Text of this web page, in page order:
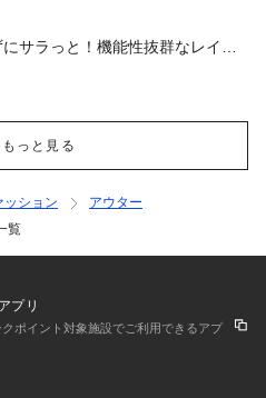
サラっと！機能性抜群なレイン
っと見る
ッション
アウター
覧
プリ
ポイント対象施設でご利用できるアプ